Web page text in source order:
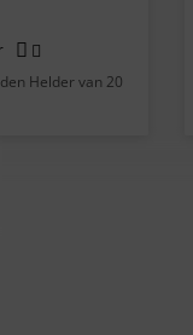
Helder van 20